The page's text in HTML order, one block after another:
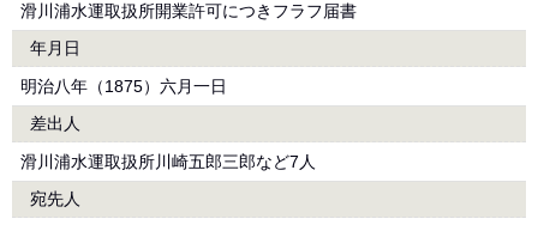
滑川浦水運取扱所開業許可につきフラフ届書
年月日
明治八年（1875）六月一日
差出人
滑川浦水運取扱所川崎五郎三郎など7人
宛先人